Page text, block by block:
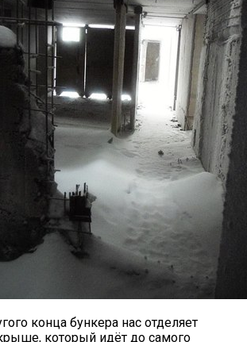
конца бункера нас отделяет
который идёт до самого